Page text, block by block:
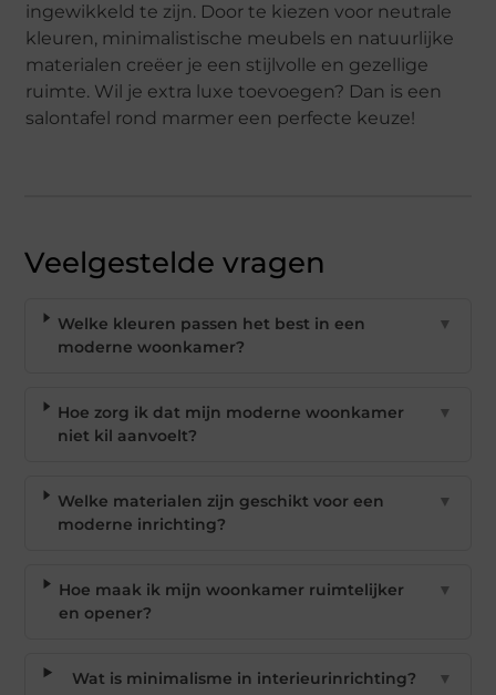
ingewikkeld te zijn. Door te kiezen voor neutrale
kleuren, minimalistische meubels en natuurlijke
materialen creëer je een stijlvolle en gezellige
ruimte. Wil je extra luxe toevoegen? Dan is een
salontafel rond marmer een perfecte keuze!
Veelgestelde vragen
Welke kleuren passen het best in een
moderne woonkamer?
▼
Hoe zorg ik dat mijn moderne woonkamer
niet kil aanvoelt?
▼
Welke materialen zijn geschikt voor een
moderne inrichting?
▼
Hoe maak ik mijn woonkamer ruimtelijker
en opener?
▼
Wat is minimalisme in interieurinrichting? ▼